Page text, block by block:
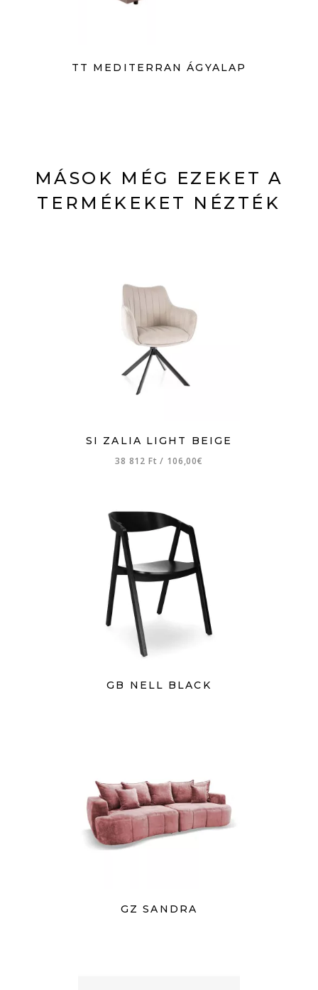
TT MEDITERRAN ÁGYALAP
MÁSOK MÉG EZEKET A
TERMÉKEKET NÉZTÉK
SI ZALIA LIGHT BEIGE
38 812 Ft/ 106,00€
GB NELL BLACK
GZ SANDRA